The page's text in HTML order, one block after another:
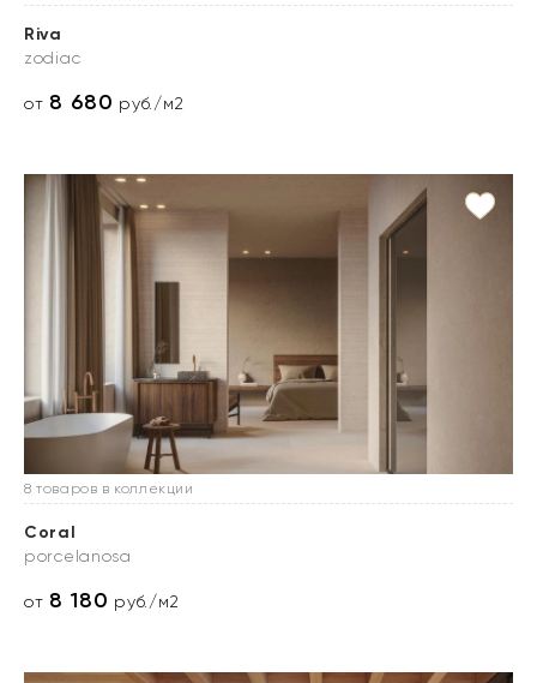
Riva
zodiac
от 8 680 руб./м2
8 товаров в коллекции
Coral
porcelanosa
от 8 180 руб./м2